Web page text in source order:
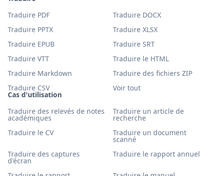
Cas d'utilisation
Traduire des relevés de notes
académiques
Traduire un article de
recherche
Traduire le CV
Traduire un document
scanné
Traduire des captures
d'écran
Traduire le rapport annuel
Traduire PDF
Traduire DOCX
Traduire PPTX
Traduire XLSX
Traduire EPUB
Traduire SRT
Traduire VTT
Traduire le HTML
Traduire Markdown
Traduire des fichiers ZIP
Traduire CSV
Voir tout